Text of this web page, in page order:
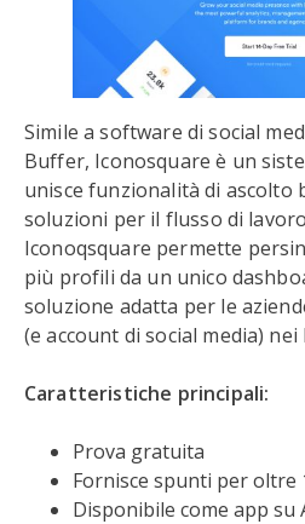
Simile a software di social
Buffer, Iconosquare è un
unisce funzionalità di ascolto
soluzioni per il flusso di
Iconoqsquare permette
più profili da un unico
soluzione adatta per le
(e account di social media)
Caratteristiche principali:
Prova gratuita
Fornisce spunti per oltre
Disponibile come app su